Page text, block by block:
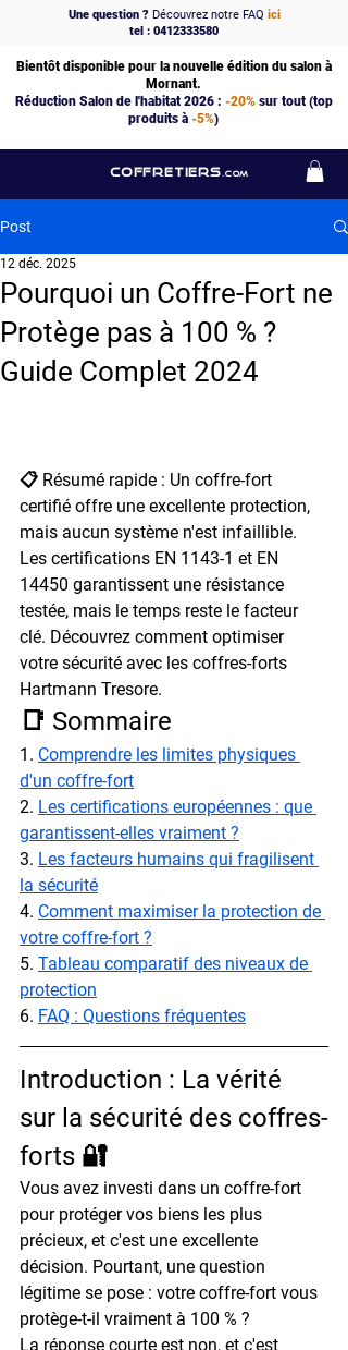
COFFRETIERS .COM
Une question ?Découvrez notre FAQ ici
tel : 0412333580
Bientôt disponible pour la nouvelle édition du salon à
Mornant.
Réduction Salon de l'habitat 2026 : -20%sur tout (top
produits à -5%)
Post
Pourquoi un Coffre-Fort ne
Protège pas à 100 % ?
Guide Complet 2024
12 déc. 2025
📋 Résumé rapide : Un coffre-fort
certifié offre une excellente protection,
mais aucun système n'est infaillible.
Les certifications EN 1143-1 et EN
14450 garantissent une résistance
testée, mais le temps reste le facteur
clé. Découvrez comment optimiser
votre sécurité avec les coffres-forts
Hartmann Tresore.
📑 Sommaire
1. Comprendre les limites physiques
d'un coffre-fort
2. Les certifications européennes : que
garantissent-elles vraiment ?
3. Les facteurs humains qui fragilisent
la sécurité
4. Comment maximiser la protection de
votre coffre-fort ?
5. Tableau comparatif des niveaux de
protection
6. FAQ : Questions fréquentes
Introduction : La vérité
sur la sécurité des coffres-
forts 🔐
Vous avez investi dans un coffre-fort
pour protéger vos biens les plus
précieux, et c'est une excellente
décision. Pourtant, une question
légitime se pose : votre coffre-fort vous
protège-t-il vraiment à 100 % ?
La réponse courte est non, et c'est